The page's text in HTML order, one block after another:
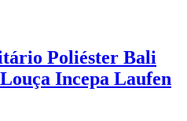
Poliéster Bali
Incepa Laufen